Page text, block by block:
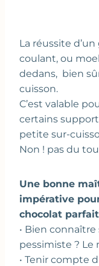
La réussite
coulant, ou
dedans, bien
cuisson.
C’est valable
certains
petite sur-
Non ! pas du
Une bonne
impérative
chocolat
• Bien
pessimiste ?
• Tenir compte